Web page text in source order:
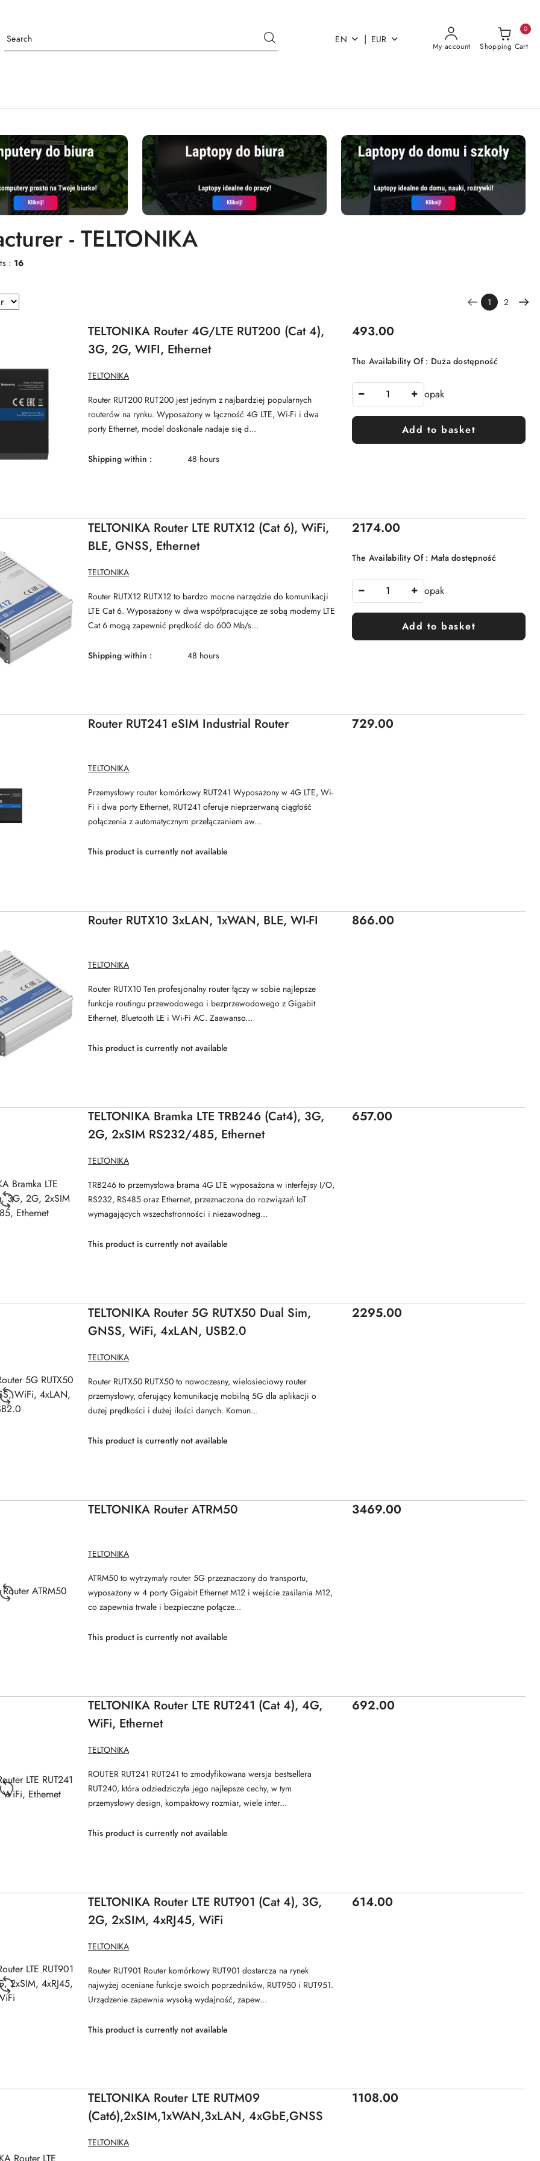
EN | EUR
My account Shopping Cart
0
- TELTONIKA
: 16
1 2
TELTONIKA Router 4G/LTE RUT200 (Cat 4),
3G, 2G, WIFI, Ethernet
MANUFACTURER
NAME:
TELTONIKA
Router RUT200 RUT200 jest jednym z najbardziej popularnych
routerów na rynku. Wyposażony w łączność 4G LTE, Wi-Fi i dwa
porty Ethernet, model doskonale nadaje się d...
Shipping within : 48 hours
Price:
493.00
The Availability Of : Duża dostępność
opak
Add to basket
TELTONIKA Router LTE RUTX12 (Cat 6), WiFi,
BLE, GNSS, Ethernet
MANUFACTURER
NAME:
TELTONIKA
Router RUTX12 RUTX12 to bardzo mocne narzędzie do komunikacji
LTE Cat 6. Wyposażony w dwa współpracujące ze sobą modemy LTE
Cat 6 mogą zapewnić prędkość do 600 Mb/s...
Shipping within : 48 hours
Price:
2174.00
The Availability Of : Mała dostępność
opak
Add to basket
Router RUT241 eSIM Industrial Router
MANUFACTURER
NAME:
TELTONIKA
Przemysłowy router komórkowy RUT241 Wyposażony w 4G LTE, Wi-
Fi i dwa porty Ethernet, RUT241 oferuje nieprzerwaną ciągłość
połączenia z automatycznym przełączaniem aw...
This product is currently not available
Price:
729.00
Router RUTX10 3xLAN, 1xWAN, BLE, WI-FI
MANUFACTURER
NAME:
TELTONIKA
Router RUTX10 Ten profesjonalny router łączy w sobie najlepsze
funkcje routingu przewodowego i bezprzewodowego z Gigabit
Ethernet, Bluetooth LE i Wi-Fi AC. Zaawanso...
This product is currently not available
Price:
866.00
TELTONIKA Bramka LTE TRB246 (Cat4), 3G,
2G, 2xSIM RS232/485, Ethernet
MANUFACTURER
NAME:
TELTONIKA
TRB246 to przemysłowa brama 4G LTE wyposażona w interfejsy I/O,
RS232, RS485 oraz Ethernet, przeznaczona do rozwiązań IoT
wymagających wszechstronności i niezawodneg...
This product is currently not available
Price:
657.00
TELTONIKA Router 5G RUTX50 Dual Sim,
GNSS, WiFi, 4xLAN, USB2.0
MANUFACTURER
NAME:
TELTONIKA
Router RUTX50 RUTX50 to nowoczesny, wielosieciowy router
przemysłowy, oferujący komunikację mobilną 5G dla aplikacji o
dużej prędkości i dużej ilości danych. Komun...
This product is currently not available
Price:
2295.00
TELTONIKA Router ATRM50
MANUFACTURER
NAME:
TELTONIKA
ATRM50 to wytrzymały router 5G przeznaczony do transportu,
wyposażony w 4 porty Gigabit Ethernet M12 i wejście zasilania M12,
co zapewnia trwałe i bezpieczne połącze...
This product is currently not available
Price:
3469.00
TELTONIKA Router LTE RUT241 (Cat 4), 4G,
WiFi, Ethernet
MANUFACTURER
NAME:
TELTONIKA
ROUTER RUT241 RUT241 to zmodyfikowana wersja bestsellera
RUT240, która odziedziczyła jego najlepsze cechy, w tym
przemysłowy design, kompaktowy rozmiar, wiele inter...
This product is currently not available
Price:
692.00
TELTONIKA Router LTE RUT901 (Cat 4), 3G,
2G, 2xSIM, 4xRJ45, WiFi
MANUFACTURER
NAME:
TELTONIKA
Router RUT901 Router komórkowy RUT901 dostarcza na rynek
najwyżej oceniane funkcje swoich poprzedników, RUT950 i RUT951.
Urządzenie zapewnia wysoką wydajność, zapew...
This product is currently not available
Price:
614.00
TELTONIKA Router LTE RUTM09
(Cat6),2xSIM,1xWAN,3xLAN, 4xGbE,GNSS
MANUFACTURER
NAME:
TELTONIKA
Price:
1108.00